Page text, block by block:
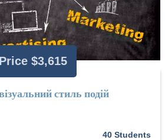
Price $3,615
стиль подій
40 Students